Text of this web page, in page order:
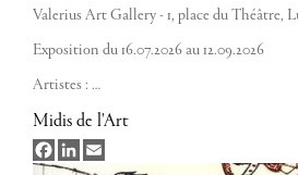
Valerius Art Gallery - 1, place du Théâtre,
Exposition du 16.07.2026 au 12.09.2026
Artistes : …
Midis de l'Art
FacebookLinkedIn